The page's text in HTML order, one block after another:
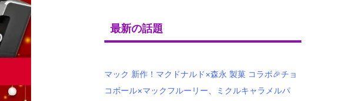
最新の話題
マック 新作！マクドナルド×森永 製菓 コラボ🎉チョ
コボール×マックフルーリー、ミクルキャラメルパ